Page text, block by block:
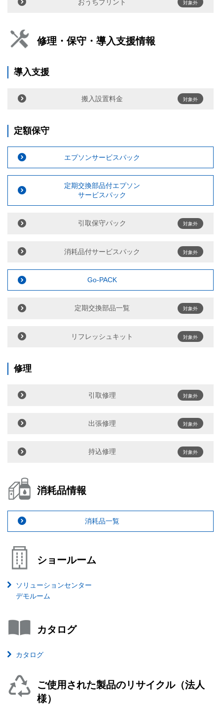
おうちプリント 対象外
修理・保守・導入支援情報
導入支援
搬入設置料金 対象外
定額保守
エプソンサービスパック
定期交換部品付エプソン
サービスパック
引取保守パック 対象外
消耗品付サービスパック 対象外
Go-PACK
定期交換部品一覧 対象外
リフレッシュキット 対象外
修理
引取修理 対象外
出張修理 対象外
持込修理 対象外
消耗品情報
消耗品一覧
ショールーム
ソリューションセンター
デモルーム
カタログ
カタログ
ご使用された製品のリサイクル（法人
様）